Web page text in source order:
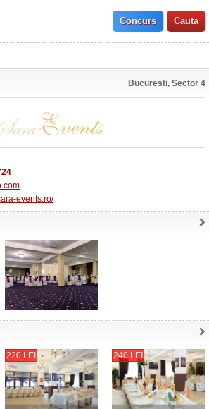
Bucuresti, Sector 4
events.ro/
220 LEI 240 LEI